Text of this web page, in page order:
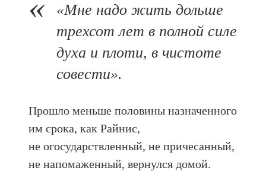
«Мне надо жить дольше
трехсот лет в полной силе
духа и плоти, в чистоте
совести».
Прошло меньше половины назначенного
им срока, как Райнис,
не огосударствленный, не причесанный,
не напомаженный, вернулся домой.